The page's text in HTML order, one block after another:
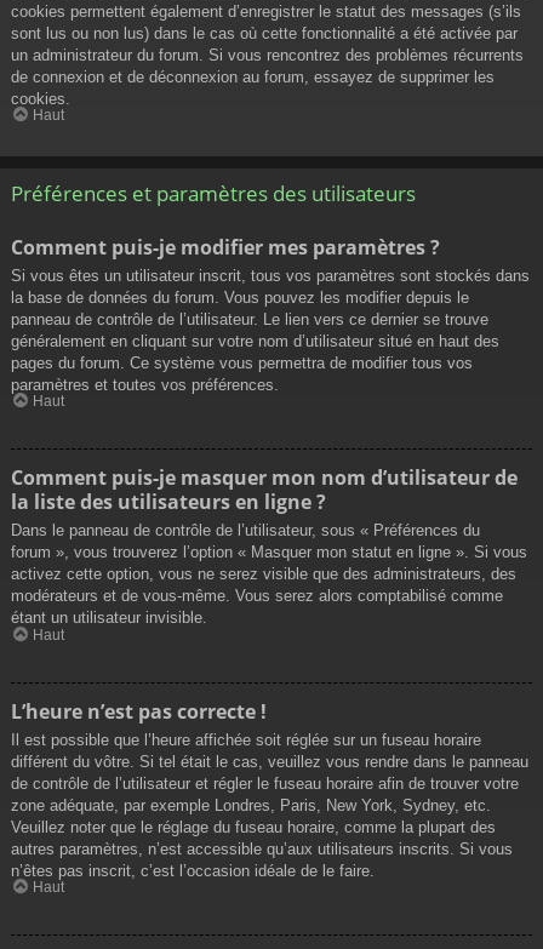
cookies permettent également d’enregistrer le statut des messages (s’ils
sont lus ou non lus) dans le cas où cette fonctionnalité a été activée par
un administrateur du forum. Si vous rencontrez des problèmes récurrents
de connexion et de déconnexion au forum, essayez de supprimer les
cookies.
Haut
Préférences et paramètres des utilisateurs
Comment puis-je modifier mes paramètres ?
Si vous êtes un utilisateur inscrit, tous vos paramètres sont stockés dans
la base de données du forum. Vous pouvez les modifier depuis le
panneau de contrôle de l’utilisateur. Le lien vers ce dernier se trouve
généralement en cliquant sur votre nom d’utilisateur situé en haut des
pages du forum. Ce système vous permettra de modifier tous vos
paramètres et toutes vos préférences.
Haut
Comment puis-je masquer mon nom d’utilisateur de
la liste des utilisateurs en ligne ?
Dans le panneau de contrôle de l’utilisateur, sous « Préférences du
forum », vous trouverez l’option « Masquer mon statut en ligne ». Si vous
activez cette option, vous ne serez visible que des administrateurs, des
modérateurs et de vous-même. Vous serez alors comptabilisé comme
étant un utilisateur invisible.
Haut
L’heure n’est pas correcte !
Il est possible que l’heure affichée soit réglée sur un fuseau horaire
différent du vôtre. Si tel était le cas, veuillez vous rendre dans le panneau
de contrôle de l’utilisateur et régler le fuseau horaire afin de trouver votre
zone adéquate, par exemple Londres, Paris, New York, Sydney, etc.
Veuillez noter que le réglage du fuseau horaire, comme la plupart des
autres paramètres, n’est accessible qu’aux utilisateurs inscrits. Si vous
n’êtes pas inscrit, c’est l’occasion idéale de le faire.
Haut